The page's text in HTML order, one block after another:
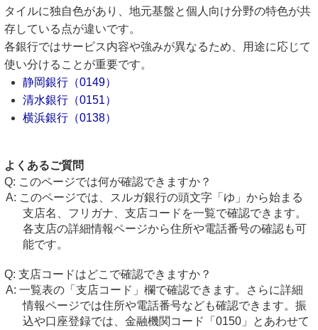
タイルに独自色があり、地元基盤と個人向け分野の特色が共
存している点が違いです。
各銀行ではサービス内容や強みが異なるため、用途に応じて
使い分けることが重要です。
静岡銀行（0149）
清水銀行（0151）
横浜銀行（0138）
よくあるご質問
このページでは何が確認できますか？
このページでは、スルガ銀行の頭文字「ゆ」から始まる
支店名、フリガナ、支店コードを一覧で確認できます。
各支店の詳細情報ページから住所や電話番号の確認も可
能です。
支店コードはどこで確認できますか？
一覧表の「支店コード」欄で確認できます。さらに詳細
情報ページでは住所や電話番号なども確認できます。振
込や口座登録では、金融機関コード「0150」とあわせて